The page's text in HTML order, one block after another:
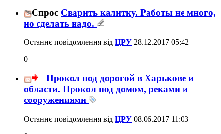
Спрос Сварить калитку. Работы не много,
но сделать надо.
Останнє повідомлення від ЦРУ 28.12.2017 05:42
0
Прокол под дорогой в Харькове и
области. Прокол под домом, реками и
сооружениями
Останнє повідомлення від ЦРУ 08.06.2017 11:03